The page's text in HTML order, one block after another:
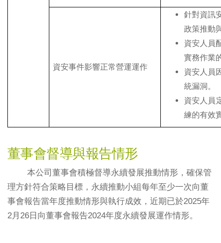
資安事件影響正常營運運作
針對資訊
政策推動
資安人員
實務作業
資安人員
統漏洞。
資安人員
練的有效
董事會督導與報告情形
本公司董事會積極督導永續發展推動情形，確保管
理方針符合策略目標，永續推動小組每年至少一次向董
事會報告當年度推動情形與執行成效，近期已於2025年
2月26日向董事會報告2024年度永續發展運作情形。